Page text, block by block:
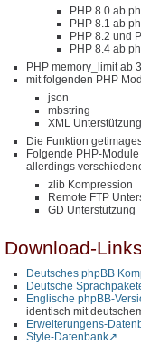
PHP 8.0 ab
PHP 8.1 ab
PHP 8.2 und
PHP 8.4 ab
PHP memory_limit ab
mit folgenden PHP
json
mbstring
XML Unterstützung
Die Funktion
Folgende PHP-
allerdings
zlib Kompression
Remote FTP
GD Unterstützung
Download-Links
Deutsches phpBB
Deutsche
Englische phpBB-
identisch mit
Erweiterungens-
Style-Datenbank